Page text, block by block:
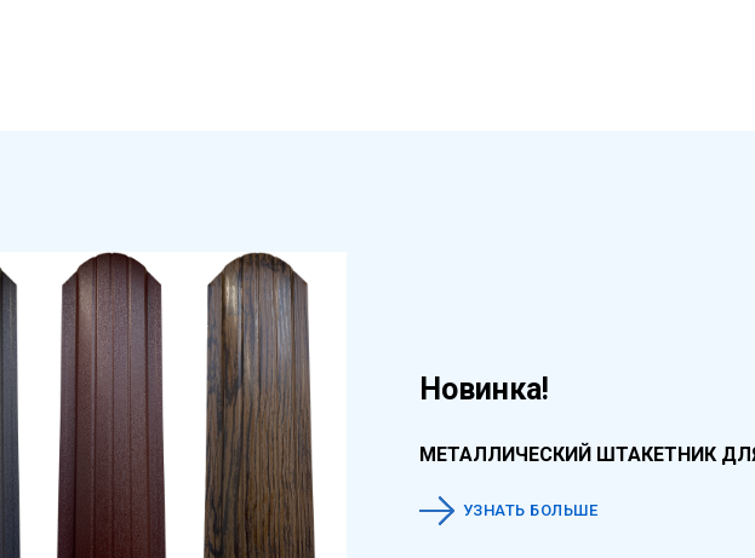
Новинка!
МЕТАЛЛИЧЕСКИЙ ШТАКЕТНИК
УЗНАТЬ БОЛЬШЕ